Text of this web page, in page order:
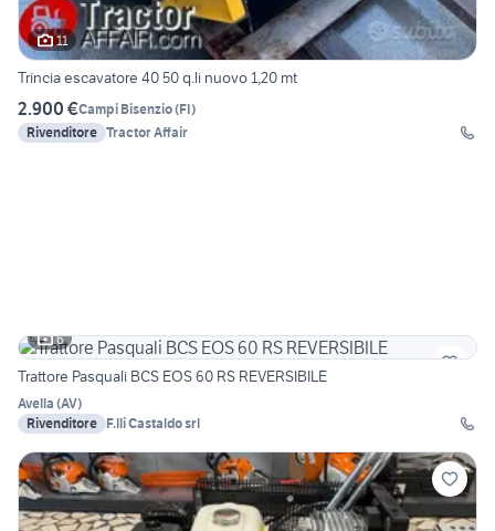
11
Trincia escavatore 40 50 q.li nuovo 1,20 mt
2.900 €Campi Bisenzio(FI)
Rivenditore Tractor Affair
6
Trattore Pasquali BCS EOS 60 RS REVERSIBILE
Avella (AV)
Rivenditore F.lli Castaldo srl